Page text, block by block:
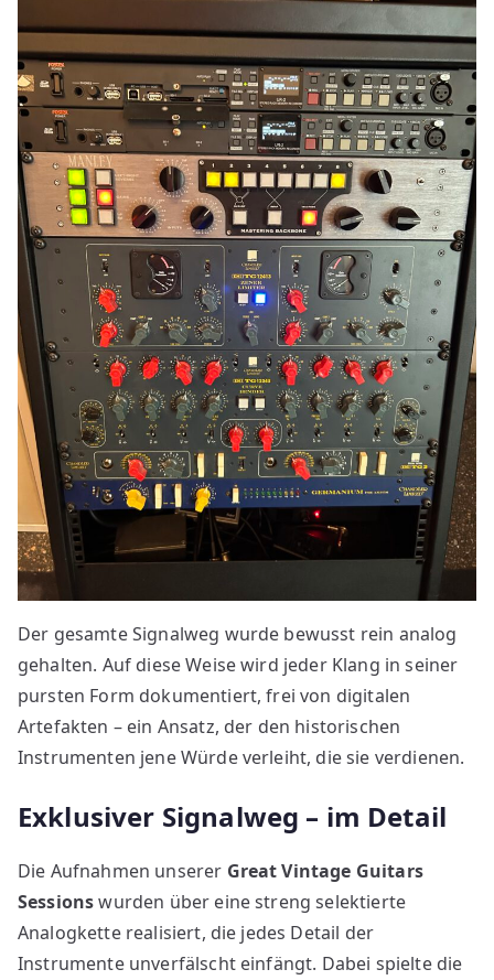
Der gesamte Signalweg wurde bewusst rein analog
gehalten. Auf diese Weise wird jeder Klang in seiner
pursten Form dokumentiert, frei von digitalen
Artefakten – ein Ansatz, der den historischen
Instrumenten jene Würde verleiht, die sie verdienen.
Exklusiver Signalweg – im Detail
Die Aufnahmen unserer Great Vintage Guitars
Sessionswurden über eine streng selektierte
Analogkette realisiert, die jedes Detail der
Instrumente unverfälscht einfängt. Dabei spielte die